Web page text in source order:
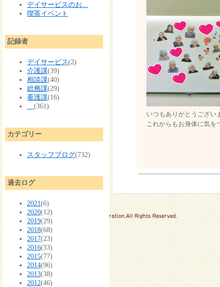
デイサービスのお...
喫茶イベント
記録者
デイサービス(2)
介護課(39)
相談課(40)
総務課(29)
看護課(16)
(361)
カテゴリー
スタッフブログ(732)
過去ログ
2021(6)
2020(12)
2019(29)
2018(68)
2017(23)
2016(33)
2015(77)
2014(96)
2013(38)
2012(46)
いつもありがとうござい
これからもお身体に気を